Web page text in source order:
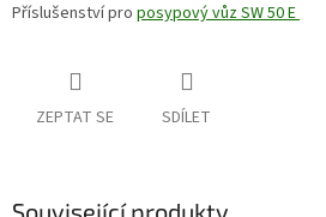
Příslušenství pro posypový vůz SW 50 E
ZEPTAT SE SDÍLET
Související produkty